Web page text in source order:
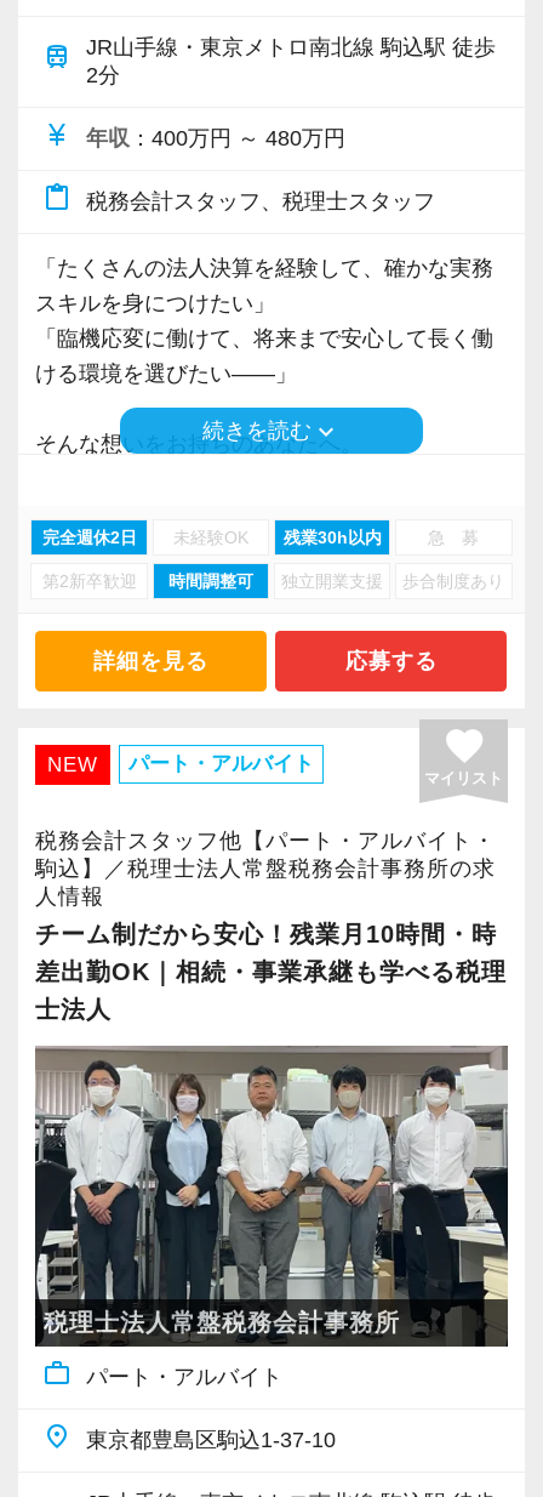
そのような方とお会いできることを楽しみにし
ています。
応募をお待ちしています。
☆★リクルートサイトはこちら★☆
https://na-tax.jp/recruit/
☆★リクルートサイトはこちら★☆
https://na-tax.jp/recruit/
「質問しづらくて一人で悩む」というストレス
ライフバランスを最優先できる仕組み
れがちですが、当事務所の月平均残業時間は
【10時間程度】と、業界内でもトップクラスに
少なめです。
業務の効率化とチームでの相互フォローが徹底
されているため、繁忙期を除けば、定時でサッ
と退社するスタッフがほとんどです。
さらに、メンバーから「本当に助かる！」と大
好評なのが【時差出勤制度】です。
出社・退社時間を1時間の範囲内（30分単位）で
前後にスライドさせることができます。
「平日の朝に通院を済ませてから少し遅めに出
「朝は子供を保育園に送ってから出社する」
「資格取得のために専門学校の講義がある日
は、早めに出社して18時に退社して学校へ向か
う」
など、それぞれのライフスタイルや勉強スケジ
ュールに合わせた柔軟な働き方が可能です。
また、有給休暇の取得率も80％以上を誇り、お
互いに休みをフォローし合う文化が根付いてい
ます。
―――【3】 豊富な法人案件で、どこでも通用
する実務能力が未経験から身につく
当事務所の顧問先は、IT、飲食、小売、不動
産、建設、製造業など、非常にバラエティ豊か
です。
様々な業種や規模の法人のお客様のサポートを
通じて、特定の分野に偏らない「どこにいって
も通用する税務会計のスタンダードかつ確かな
実務能力」がしっかりと身につきます。
告書を作れるようになりたい」「ゆくゆくは経
train
JR山手線・東京メトロ南北線 駒込駅 徒歩
2分
currency_yen 年収 ：400万円 ～ 480万円
content_paste 税務会計スタッフ、税理士スタッフ
「たくさんの法人決算を経験して、確かな実務
スキルを身につけたい」
「臨機応変に働けて、将来まで安心して長く働
ける環境を選びたい――」
そんな想いをお持ちのあなたへ。
税理士法人常盤税務会計事務所は、20代〜40代
理士法人です。
おかげさまで、紹介や新規契約により【顧問法
人数を右肩上がりに増加】させ続けています。
業績好調による組織拡大と、メンバーの業務引
き継ぎのため、新しくお迎えするスタッフが不
安なく、心から安心して長く活躍できるよう、
職場環境の改善と仕組みづくりに本気で取り組
んでいます。
当事務所が誇る「4つの魅力」をご紹介します。
―――【1】 1人で抱え込ませない「チーム制」
の安心感
顧問法人数が増えているからといって、スタッ
フ一人に業務や責任を押し付けることは絶対に
しません。
誰もが安心して業務に取り組めるよう「チーム
制」によるサポート体制を構築しています。
週1回のチームミーティングでは、業務の進捗を
共有するだけでなく、「今困っていること」を
全員でクリアにしていきます。
代表の大山を含め、全員の距離が近く、日常的
に「ちょっといいですか？」とデスク越しに声
を掛け合える温かで穏やかな雰囲気が自慢で
続きを読む keyboard_arrow_down
完全週休2日 未経験OK 残業30h以内 急 募
第2新卒歓迎 時間調整可 独立開業支援 歩合制度あり
詳細を見る 応募する
NEW パート・アルバイト favorite
マイリスト
税務会計スタッフ他【パート・アルバイト・
駒込】／税理士法人常盤税務会計事務所の求
人情報
チーム制だから安心！残業月10時間・時
差出勤OK｜相続・事業承継も学べる税理
士法人
税理士法人常盤税務会計事務所
work_outline パート・アルバイト
place 東京都豊島区駒込1-37-10